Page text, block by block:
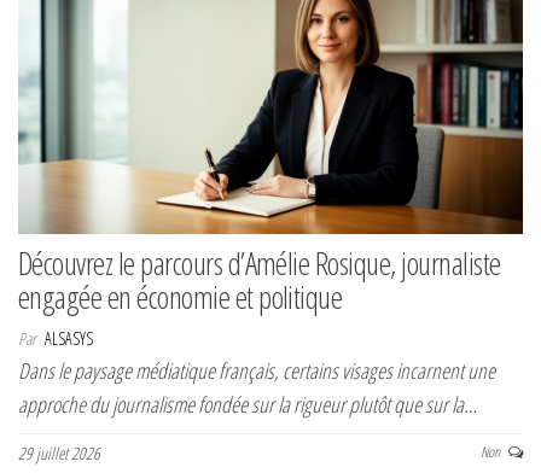
Découvrez le parcours d’Amélie Rosique, journaliste
engagée en économie et politique
Par ALSASYS
Dans le paysage médiatique français, certains visages incarnent une
approche du journalisme fondée sur la rigueur plutôt que sur la…
29 juillet 2026 Non